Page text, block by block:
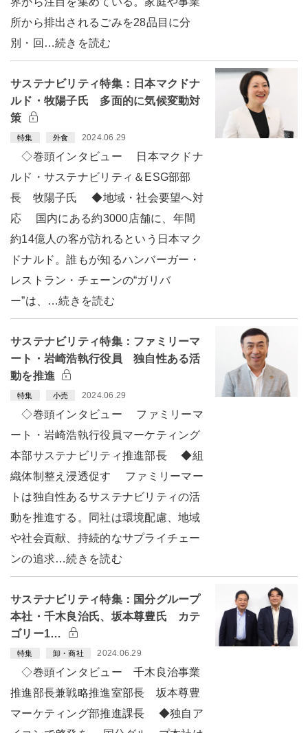
所から排出されるごみを28品目に分
別・回…続きを読む
サステナビリティ特集：日本マクドナ
ルド・牧陽子氏 多面的に気候変動対
策
特集 外食 2024.06.29
◇巻頭インタビュー 日本マクドナ
ルド・サステナビリティ＆ESG部部
長 牧陽子氏 ◆地域・社会要望へ対
応 国内にある約3000店舗に、年間
約14億人の客が訪れるという日本マク
ドナルド。誰もが知るハンバーガー・
レストラン・チェーンの“ガリバ
ー”は、…続きを読む
サステナビリティ特集：ファミリーマ
ート・岩崎浩執行役員 独自性ある活
動を推進
特集 小売 2024.06.29
◇巻頭インタビュー ファミリーマ
ート・岩崎浩執行役員マーケティング
本部サステナビリティ推進部長 ◆組
織体制整え浸透促す ファミリーマー
トは独自性あるサステナビリティの活
動を推進する。同社は環境配慮、地域
や社会貢献、持続的なサプライチェー
ンの追求…続きを読む
サステナビリティ特集：国分グループ
本社・千木良治氏、坂本尊豊氏 カテ
ゴリー1…
特集 卸・商社 2024.06.29
◇巻頭インタビュー 千木良治事業
推進部長兼戦略推進室部長 坂本尊豊
マーケティング部推進課長 ◆独自ア